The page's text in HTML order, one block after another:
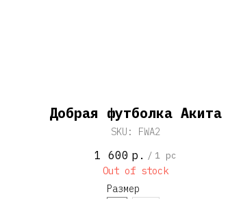
Добрая футболка Акита
SKU: FWA2
1 600 р. / 1 pc
Out of stock
Размер